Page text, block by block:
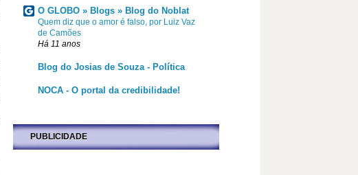
O GLOBO » Blogs » Blog do Noblat
Quem diz que o amor é falso, por Luiz Vaz
de Camões
Há 11 anos
Blog do Josias de Souza - Política
NOCA - O portal da credibilidade!
PUBLICIDADE